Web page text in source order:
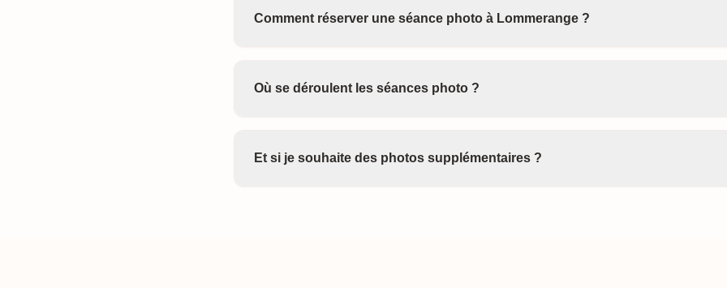
Comment réserver une séance photo à Lommerange ?
Où se déroulent les séances photo ?
Et si je souhaite des photos supplémentaires ?